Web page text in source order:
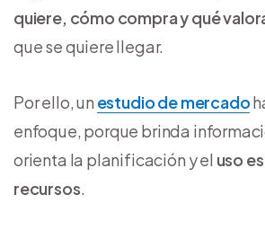
quiere, cómo compra y qué
que se quiere llegar.
Por ello, un estudio de mercado
enfoque, porque brinda
orienta la planificación y el uso
recursos.